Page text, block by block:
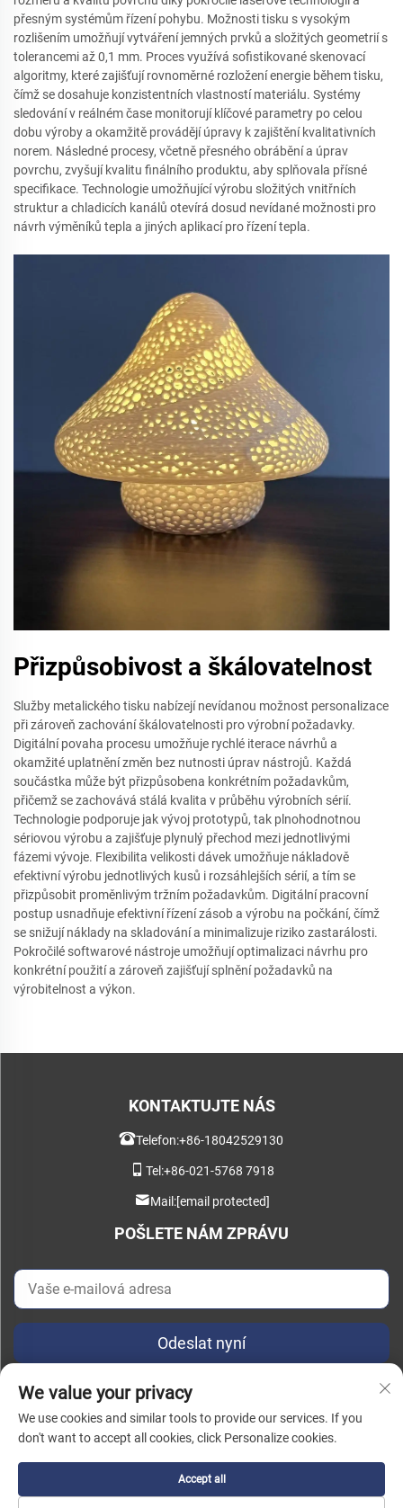
přesným systémům řízení pohybu. Možnosti tisku s vysokým
rozlišením umožňují vytváření jemných prvků a složitých geometrií s
tolerancemi až 0,1 mm. Proces využívá sofistikované skenovací
algoritmy, které zajišťují rovnoměrné rozložení energie během tisku,
čímž se dosahuje konzistentních vlastností materiálu. Systémy
sledování v reálném čase monitorují klíčové parametry po celou
dobu výroby a okamžitě provádějí úpravy k zajištění kvalitativních
norem. Následné procesy, včetně přesného obrábění a úprav
povrchu, zvyšují kvalitu finálního produktu, aby splňovala přísné
specifikace. Technologie umožňující výrobu složitých vnitřních
struktur a chladicích kanálů otevírá dosud nevídané možnosti pro
návrh výměníků tepla a jiných aplikací pro řízení tepla.
Přizpůsobivost a škálovatelnost
Služby metalického tisku nabízejí nevídanou možnost personalizace
při zároveň zachování škálovatelnosti pro výrobní požadavky.
Digitální povaha procesu umožňuje rychlé iterace návrhů a
okamžité uplatnění změn bez nutnosti úprav nástrojů. Každá
součástka může být přizpůsobena konkrétním požadavkům,
přičemž se zachovává stálá kvalita v průběhu výrobních sérií.
Technologie podporuje jak vývoj prototypů, tak plnohodnotnou
sériovou výrobu a zajišťuje plynulý přechod mezi jednotlivými
fázemi vývoje. Flexibilita velikosti dávek umožňuje nákladově
efektivní výrobu jednotlivých kusů i rozsáhlejších sérií, a tím se
přizpůsobit proměnlivým tržním požadavkům. Digitální pracovní
postup usnadňuje efektivní řízení zásob a výrobu na počkání, čímž
se snižují náklady na skladování a minimalizuje riziko zastarálosti.
Pokročilé softwarové nástroje umožňují optimalizaci návrhu pro
konkrétní použití a zároveň zajišťují splnění požadavků na
výrobitelnost a výkon.
KONTAKTUJTE NÁS
Telefon:+86-18042529130
Tel:+86-021-5768 7918
Mail:[email protected]
POŠLETE NÁM ZPRÁVU
Odeslat nyní
Technology (Shanghai) Co., Ltd. | Zásady ochrany osobních údajů
We value your privacy
We use cookies and similar tools to provide our services. If you
don't want to accept all cookies, click Personalize cookies.
Accept all